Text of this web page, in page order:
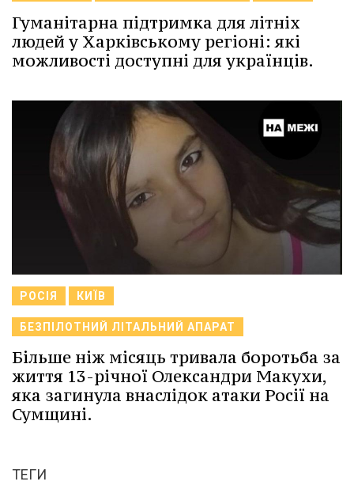
Гуманітарна підтримка для літніх
людей у Харківському регіоні: які
можливості доступні для українців.
РОСІЯ КИЇВ
БЕЗПІЛОТНИЙ ЛІТАЛЬНИЙ АПАРАТ
Більше ніж місяць тривала боротьба за
життя 13-річної Олександри Макухи,
яка загинула внаслідок атаки Росії на
Сумщині.
ТЕГИ